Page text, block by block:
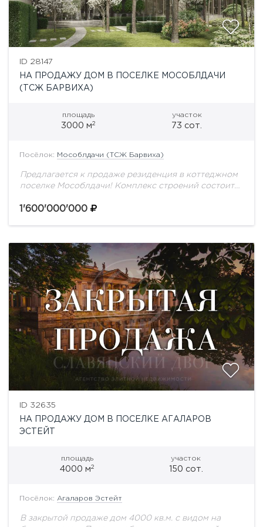
ID 28147
НА ПРОДАЖУ ДОМ В ПОСЕЛКЕ МОСОБЛДАЧИ
(ТСЖ БАРВИХА)
площадь
3000 м2
участок
73 сот.
Посёлок: Мособлдачи (ТСЖ Барвиха)
Предлагается к продаже резиденция в коттеджном
поселке Мособлдачи! Комплекс строений состоит
на участке с вековыми соснами - 73 сотки....
1'600'000'000
ID 32635
НА ПРОДАЖУ ДОМ В ПОСЕЛКЕ АГАЛАРОВ
ЭСТЕЙТ
площадь
4000 м2
участок
150 сот.
Посёлок: Агаларов Эстейт
В закрытой продаже дом 4000 кв.м. с видом на